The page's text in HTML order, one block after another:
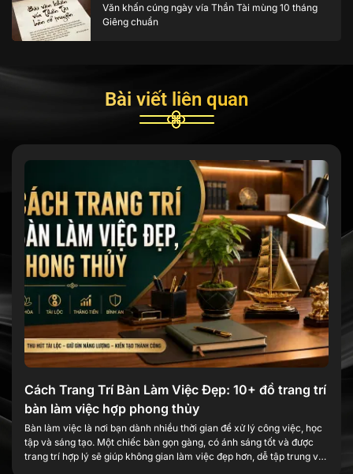
Văn khấn cúng ngày vía Thần Tài mùng 10 tháng
Giêng chuẩn
Bài viết liên quan
Cách Trang Trí Bàn Làm Việc Đẹp: 10+ đồ trang trí
bàn làm việc hợp phong thủy
Bàn làm việc là nơi bạn dành nhiều thời gian để xử lý công việc, học
tập và sáng tạo. Một chiếc bàn gọn gàng, có ánh sáng tốt và được
trang trí hợp lý sẽ giúp không gian làm việc đẹp hơn, dễ tập trung và